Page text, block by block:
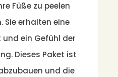
Füße zu peelen
Sie erhalten eine
ein Gefühl der
Dieses Paket ist
und die